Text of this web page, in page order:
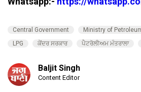
Central Government Ministry of
LPG
ਕੇਂਦਰ ਸਰਕਾਰ ਪੈਟਰੋਲੀਅਮ ਮੰਤਰਾਲਾ
Baljit Singh
Content Editor